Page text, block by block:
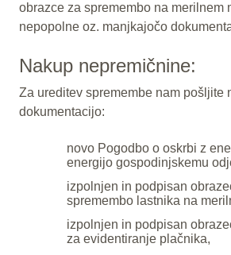
obrazce za spremembo na merilnem
nepopolne oz. manjkajočo
Nakup nepremičnine:
Za ureditev spremembe nam pošljite
dokumentacijo:
novo Pogodbo o oskrbi z
energijo gospodinjskemu
izpolnjen in podpisan
spremembo lastnika na
izpolnjen in podpisan
za evidentiranje plačnika,